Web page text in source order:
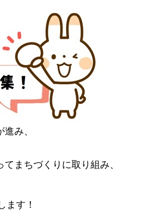
み、
まちづくりに取り組み、
ます！